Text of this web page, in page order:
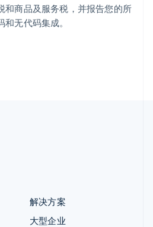
和商品及服务税，并报告您的所
无代码集成。
解决方案
大型企业